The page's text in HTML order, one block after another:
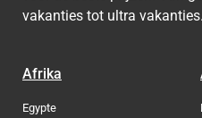
vakanties tot ultra
Afrika
Egypte